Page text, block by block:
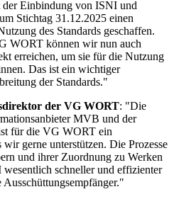
Einbindung von ISNI und
Stichtag 31.12.2025 einen
des Standards geschaffen.
WORT können wir nun auch
erreichen, um sie für die Nutzung
Das ist ein wichtiger
der Standards."
der VG WORT: "Die
MVB und der
für die VG WORT ein
gerne unterstützen. Die Prozesse
und ihrer Zuordnung zu Werken
schneller und effizienter